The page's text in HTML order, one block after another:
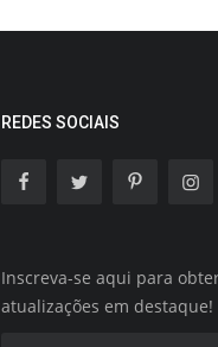
REDES SOCIAIS
Inscreva-se aqui para
atualizações em destaque!